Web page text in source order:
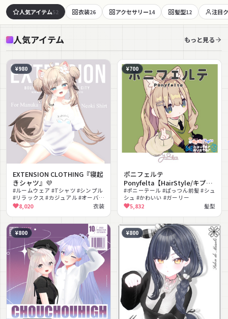
人気アイテム52 衣装26 アクセサリー14 髪型12 注目
人気アイテム もっと見る
¥980
EXTENSION CLOTHING『寝起
きシャツ』💜
#ルームウェア #Tシャツ #シンプル
#リラックス #カジュアル #オーバー
サイズ #MA対応 #lilToon対応 #ヘ
アゴム #部屋着
8,020 衣装
¥700
ポニフェルテ
Ponyfelta【HairStyle/キプフ
ェル専用/VRChat想定】
#ポニーテール #ぱっつん前髪 #シュ
シュ #かわいい #ガーリー
5,832 髪型
¥800 ¥800